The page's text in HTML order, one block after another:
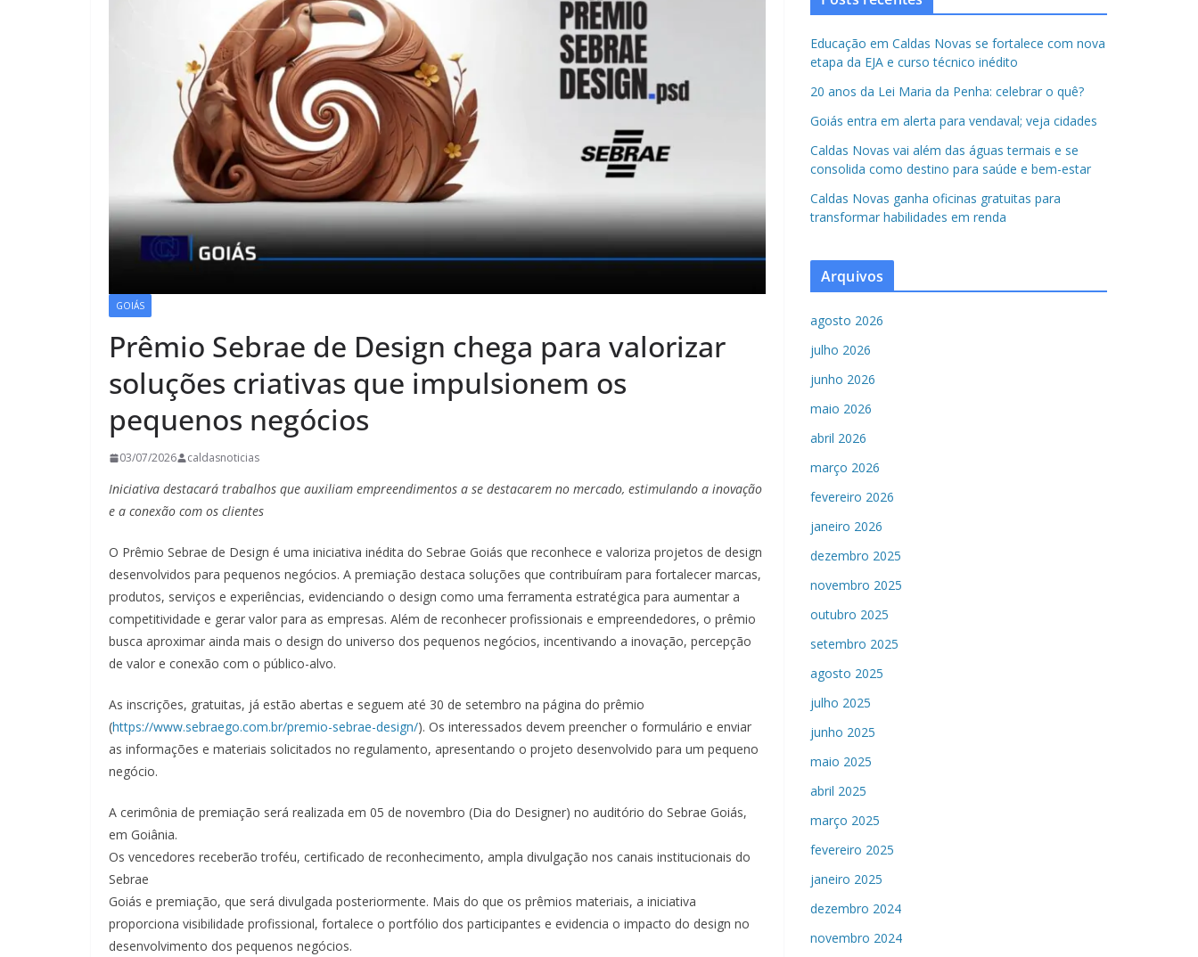
GOIÁS
Prêmio Sebrae de Design chega para valorizar
soluções criativas que impulsionem os
pequenos negócios
03/07/2026 caldasnoticias
Iniciativa destacará trabalhos que auxiliam empreendimentos a se destacarem no mercado, estimulando a inovação
e a conexão com os clientes
O Prêmio Sebrae de Design é uma iniciativa inédita do Sebrae Goiás que reconhece e valoriza projetos de design
desenvolvidos para pequenos negócios. A premiação destaca soluções que contribuíram para fortalecer marcas,
produtos, serviços e experiências, evidenciando o design como uma ferramenta estratégica para aumentar a
competitividade e gerar valor para as empresas. Além de reconhecer profissionais e empreendedores, o prêmio
busca aproximar ainda mais o design do universo dos pequenos negócios, incentivando a inovação, percepção
de valor e conexão com o público-alvo.
As inscrições, gratuitas, já estão abertas e seguem até 30 de setembro na página do prêmio
(https://www.sebraego.com.br/premio-sebrae-design/). Os interessados devem preencher o formulário e enviar
as informações e materiais solicitados no regulamento, apresentando o projeto desenvolvido para um pequeno
negócio.
A cerimônia de premiação será realizada em 05 de novembro (Dia do Designer) no auditório do Sebrae Goiás,
em Goiânia.
Os vencedores receberão troféu, certificado de reconhecimento, ampla divulgação nos canais institucionais do
Sebrae
Goiás e premiação, que será divulgada posteriormente. Mais do que os prêmios materiais, a iniciativa
proporciona visibilidade profissional, fortalece o portfólio dos participantes e evidencia o impacto do design no
desenvolvimento dos pequenos negócios.
Educação em Caldas Novas se fortalece com nova
etapa da EJA e curso técnico inédito
20 anos da Lei Maria da Penha: celebrar o quê?
Goiás entra em alerta para vendaval; veja cidades
Caldas Novas vai além das águas termais e se
consolida como destino para saúde e bem-estar
Caldas Novas ganha oficinas gratuitas para
transformar habilidades em renda
Arquivos
agosto 2026
julho 2026
junho 2026
maio 2026
abril 2026
março 2026
fevereiro 2026
janeiro 2026
dezembro 2025
novembro 2025
outubro 2025
setembro 2025
agosto 2025
julho 2025
junho 2025
maio 2025
abril 2025
março 2025
fevereiro 2025
janeiro 2025
dezembro 2024
novembro 2024